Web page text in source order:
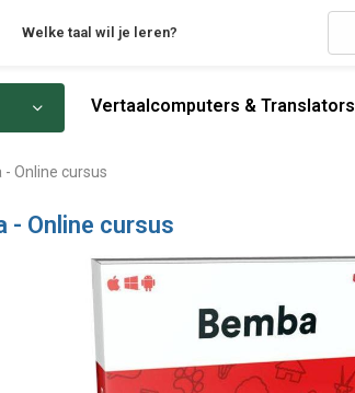
Welke taal wil je leren?
Vertaalcomputers & Translators
Online cursus
- Online cursus